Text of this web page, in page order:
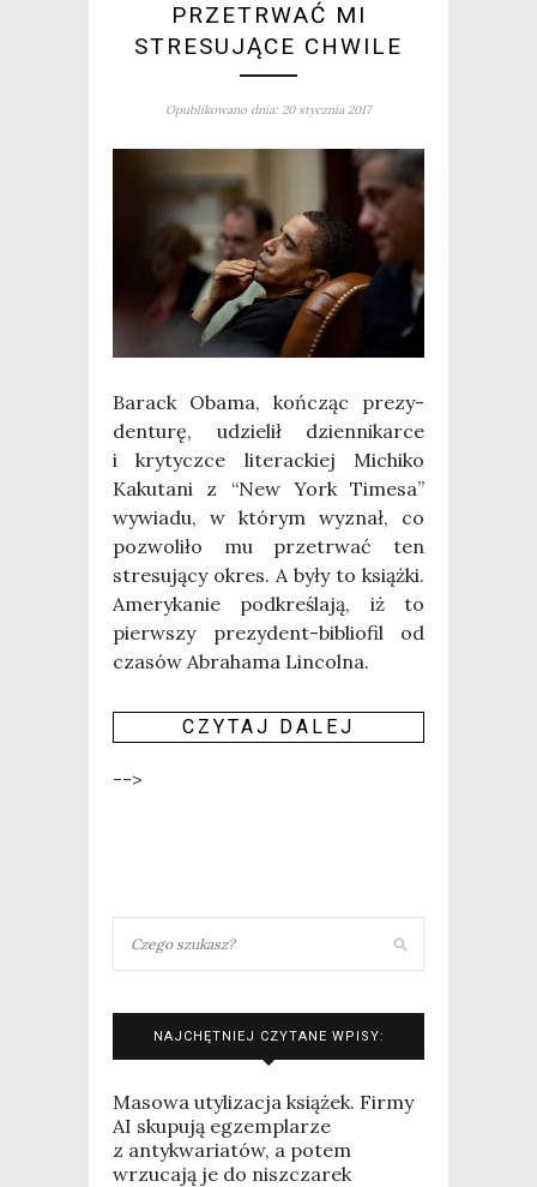
PRZETRWAĆ MI
STRESUJĄCE CHWILE
Opublikowano dnia: 20 stycznia 2017
Barack Oba­ma, koń­cząc pre­zy­
den­tu­rę, udzie­lił dzien­ni­kar­ce
i kry­tycz­ce lite­rac­kiej Michi­ko
Kaku­ta­ni z “New York Time­sa”
wywia­du, w któ­rym wyznał, co
pozwo­li­ło mu prze­trwać ten
stre­su­ją­cy okres. A były to książ­ki.
Ame­ry­ka­nie pod­kre­śla­ją, iż to
pierw­szy pre­zy­dent-biblio­fil od
cza­sów Abra­ha­ma Lincolna.
CZY­TAJ DALEJ
-->
NAJCHĘTNIEJ CZYTANE WPISY:
Masowa utylizacja książek. Firmy
AI skupują egzemplarze
z antykwariatów, a potem
wrzucają je do niszczarek